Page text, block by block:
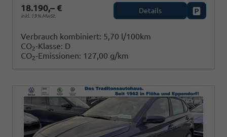
18.190,– €
inkl. 19% MwSt.
Details
Verbrauch kombiniert: 5,70 l/100km
CO2-Klasse: D
CO2-Emissionen: 127,00 g/km